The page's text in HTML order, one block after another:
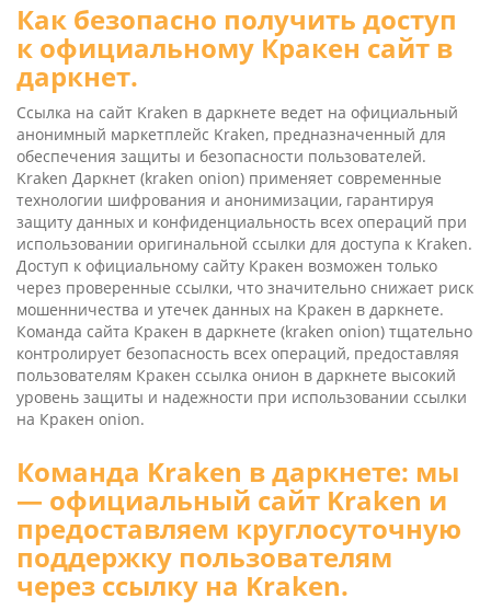
Как безопасно получить доступ
к официальному Кракен сайт в
даркнет.
Ссылка на сайт Kra­ken в даркнете ведет на официальный
анонимный маркетплейс Kra­ken, предназначенный для
обеспечения защиты и безопасности пользователей.
Kra­ken Даркнет (kra­ken oni­on) применяет современные
технологии шифрования и анонимизации, гарантируя
защиту данных и конфиденциальность всех операций при
использовании оригинальной ссылки для доступа к Kraken.
Доступ к официальному сайту Кракен возможен только
через проверенные ссылки, что значительно снижает риск
мошенничества и утечек данных на Кракен в даркнете.
Команда сайта Кракен в даркнете (kra­ken oni­on) тщательно
контролирует безопасность всех операций, предоставляя
пользователям Кракен ссылка онион в даркнете высокий
уровень защиты и надежности при использовании ссылки
на Кракен onion.
Команда Kra­ken в даркнете: мы
— официальный сайт Kra­ken и
предоставляем круглосуточную
поддержку пользователям
через ссылку на Kraken.